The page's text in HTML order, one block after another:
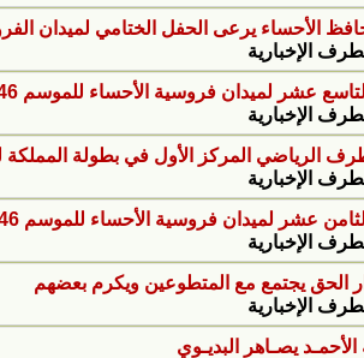
الأحساء يرعى الحفل الختامي لميدان الفروسية
الإخبارية
عشر لميدان فروسية الأحساء للموسم 1446 هـ
الإخبارية
الرياضي المركز الأول في بطولة المملكة
الإخبارية
عشر لميدان فروسية الأحساء للموسم 1446 هـ
الإخبارية
الحق يجتمع مع المتطوعين ويكرم بعضهم
الإخبارية
الأحمـد يصـاهر البديـوي